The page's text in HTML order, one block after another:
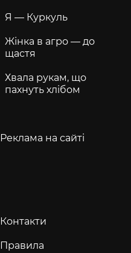
Я — Куркуль
Жінка в агро — до
щастя
Хвала рукам, що
пахнуть хлібом
Реклама на сайті
Контакти
Правила